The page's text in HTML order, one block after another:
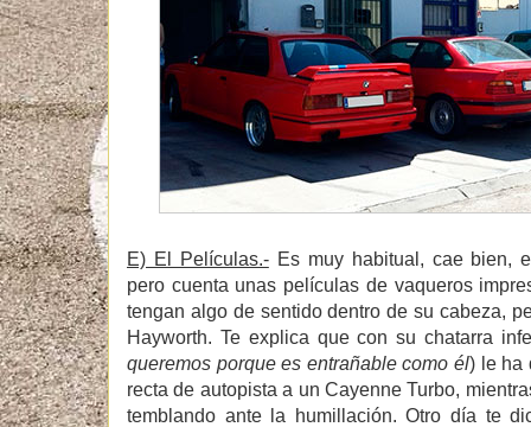
E) El Películas.-Es muy habitual, cae bien,
pero cuenta unas películas de vaqueros
tengan algo de sentido dentro de su cabeza,
Hayworth. Te explica que con su chatarra
queremos porque es entrañable como él) le ha
recta de autopista a un Cayenne Turbo,
temblando ante la humillación. Otro día te